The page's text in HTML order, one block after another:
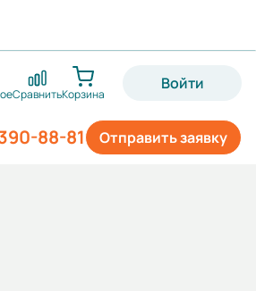
СравнитьКорзина
Войти
Отправить заявку
88-81